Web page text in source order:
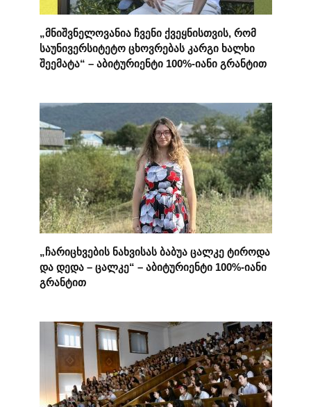
„მნიშვნელოვანია ჩვენი ქვეყნისთვის, რომ
საუნივერსიტეტო ცხოვრებას კარგი ხალხი
შეემატა“ – აბიტურიენტი 100%-იანი გრანტით
„ჩარიცხვების ნახვისას ბაბუა ცალკე ტიროდა
და დედა – ცალკე“ – აბიტურიენტი 100%-იანი
გრანტით